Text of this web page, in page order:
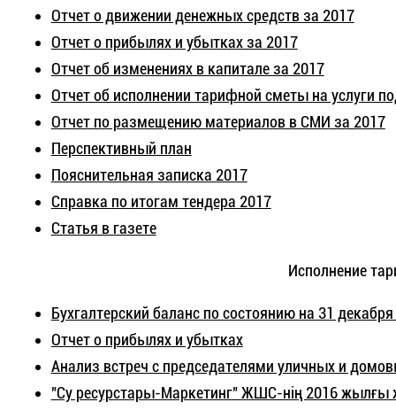
Отчет о движении денежных средств за 2017
Отчет о прибылях и убытках за 2017
Отчет об изменениях в капитале за 2017
Отчет об исполнении тарифной сметы на услуги
Отчет по размещению материалов в СМИ за 2017
Перспективный план
Пояснительная записка 2017
Справка по итогам тендера 2017
Статья в газете
Исполнение
Бухгалтерский баланс по состоянию на 31
Отчет о прибылях и убытках
Анализ встреч с председателями уличных и
"Су ресурстары-Маркетинг" ЖШС-нің 2016 жылғы